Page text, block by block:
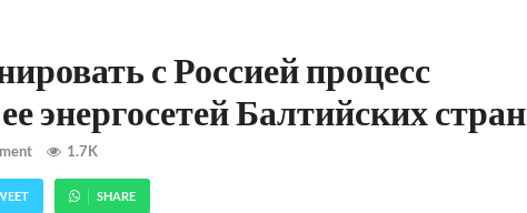
с Россией процесс
энергосетей Балтийских стран
1.7K
SHARE